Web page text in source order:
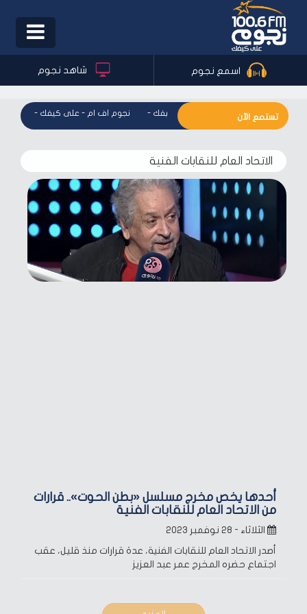
Toggle
اسمع نجوم شاهد نجوم
تستمع الآن -نجوم اف ام - على كيفك -نجوم اف ام - على كيفك
الاتحاد العام للنقابات الفنية
أحدها يخص مخرج مسلسل «بطن الحوت».. قرارات
من الاتحاد العام للنقابات الفنية
الثلاثاء - ٢٨ نوفمبر ٢٠٢٣
أصدر الاتحاد العام للنقابات الفنية، عدة قرارات منذ قليل، عقب
اجتماع حضره المخرج عمر عبد العزيز